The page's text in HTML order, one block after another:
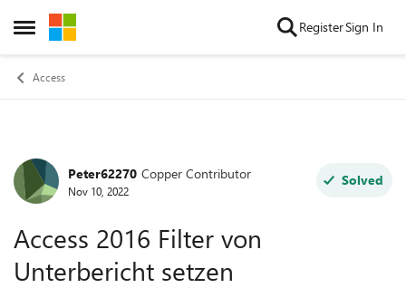
Open Side Menu
Skip to content RegisterSign In
Access
Forum Discussion
Peter62270 Copper Contributor
Nov 10, 2022
Solved
Access 2016 Filter von
Unterbericht setzen